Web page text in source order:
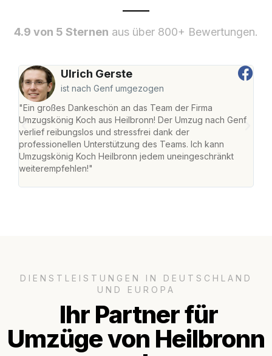
4.9 von 5 Sternen aus über 800+ Bewertungen.
Ulrich Gerste
ist nach Genf umgezogen
"Ein großes Dankeschön an das Team der Firma
Umzugskönig Koch aus Heilbronn! Der Umzug nach Genf
verlief reibungslos und stressfrei dank der
professionellen Unterstützung des Teams. Ich kann
Umzugskönig Koch Heilbronn jedem uneingeschränkt
weiterempfehlen!"
DIENSTLEISTUNGEN IN DEUTSCHLAND
UND EUROPA
Ihr Partner für
Umzüge von Heilbronn